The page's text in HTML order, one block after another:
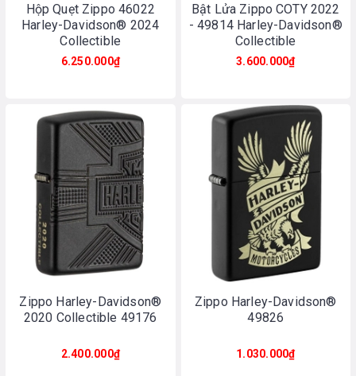
Hộp Quẹt Zippo 46022
Harley-Davidson® 2024
Collectible
6.250.000₫
Bật Lửa Zippo COTY 2022
- 49814 Harley-Davidson®
Collectible
3.600.000₫
Zippo Harley-Davidson®
2020 Collectible 49176
2.400.000₫
Zippo Harley-Davidson®
49826
1.030.000₫